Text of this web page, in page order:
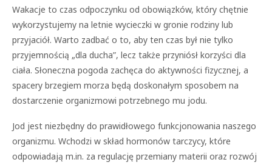
Wakacje to czas odpoczynku od obowiązków, który chętnie
wykorzystujemy na letnie wycieczki w gronie rodziny lub
przyjaciół. Warto zadbać o to, aby ten czas był nie tylko
przyjemnością „dla ducha”, lecz także przyniósł korzyści dla
ciała. Słoneczna pogoda zachęca do aktywności fizycznej, a
spacery brzegiem morza będą doskonałym sposobem na
dostarczenie organizmowi potrzebnego mu jodu.
Jod jest niezbędny do prawidłowego funkcjonowania naszego
organizmu. Wchodzi w skład hormonów tarczycy, które
odpowiadają m.in. za regulację przemiany materii oraz rozwój